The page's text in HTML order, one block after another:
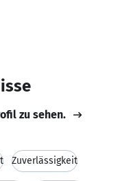
zu sehen.
Zuverlässigkeit